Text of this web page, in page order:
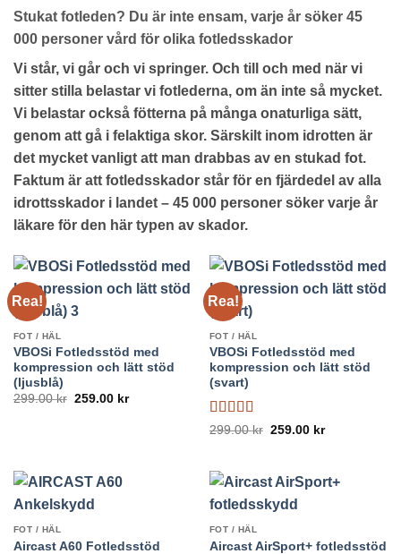
Stukat fotleden? Du är inte ensam, varje år söker 45
000 personer vård för olika fotledsskador
Vi står, vi går och vi springer. Och till och med när vi
sitter stilla belastar vi fotlederna, om än inte så mycket.
Vi belastar också fötterna på många onaturliga sätt,
genom att gå i felaktiga skor. Särskilt inom idrotten är
det mycket vanligt att man drabbas av en stukad fot.
Faktum är att fotledsskador står för en fjärdedel av alla
idrottsskador i landet – 45 000 personer söker varje år
läkare för den här typen av skador.
Rea!
FOT / HÄL
VBOSi Fotledsstöd med
kompression och lätt stöd
(ljusblå)
299.00kr Det
259.00 krDet
Rea!
FOT / HÄL
VBOSi Fotledsstöd med
kompression och lätt stöd
(svart)
Betygsatt 5
299.00kr Det
299.00 kr.
259.00 krDet
259.00 kr.
FOT / HÄL
Aircast A60 Fotledsstöd
FOT / HÄL
Aircast AirSport+ fotledsstöd